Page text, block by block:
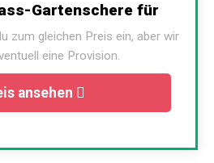
Gartenschere für
zum gleichen Preis ein, aber wir
eine Provision.
ansehen